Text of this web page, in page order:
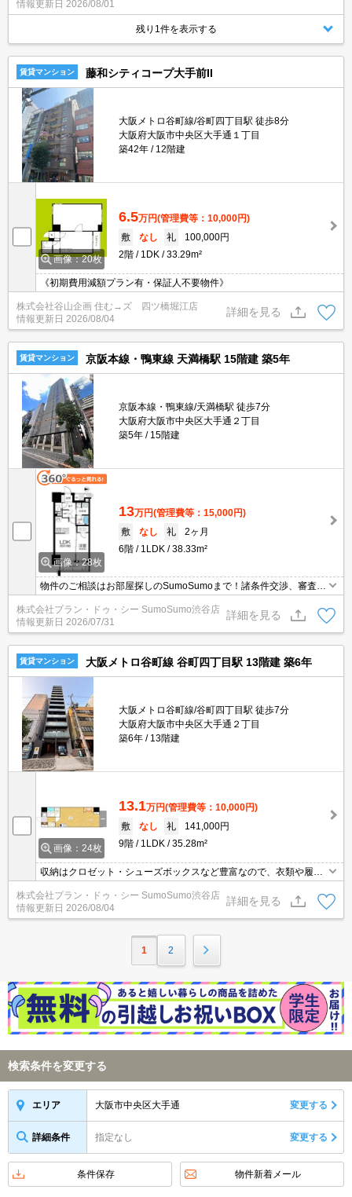
情報更新日 2026/08/01
残り1件を表示する
賃貸マンション 藤和シティコープ大手前II
大阪メトロ谷町線/谷町四丁目駅 徒歩8分
大阪府大阪市中央区大手通１丁目
築42年
12階建
画像：20枚
6.5万円(管理費等：10,000円)
敷
なし 礼
100,000円
2階
1DK 33.29m²
《初期費用減額プラン有・保証人不要物件》
株式会社谷山企画 住む→ズ 四ツ橋堀江店
情報更新日 2026/08/04
詳細を見る
賃貸マンション 京阪本線・鴨東線 天満橋駅 15階建 築5年
京阪本線・鴨東線/天満橋駅 徒歩7分
大阪府大阪市中央区大手通２丁目
築5年
15階建
画像：28枚
13万円(管理費等：15,000円)
敷
なし 礼
2ヶ月
6階
1LDK 38.33m²
物件のご相談はお部屋探しのSumoSumoまで！諸条件交渉、審査等
自信がございます！是非一度ご相談ください♪♪
株式会社プラン・ドゥ・シー SumoSumo渋谷店
情報更新日 2026/07/31
詳細を見る
賃貸マンション 大阪メトロ谷町線 谷町四丁目駅 13階建 築6年
大阪メトロ谷町線/谷町四丁目駅 徒歩7分
大阪府大阪市中央区大手通２丁目
築6年
13階建
画像：24枚
13.1万円(管理費等：10,000円)
敷
なし 礼
141,000円
9階
1LDK 35.28m²
収納はクロゼット・シューズボックスなど豊富なので、衣類や履き
物の整理がしやすく便利です。共用部にはゴミ出し24時間OK・宅
配ボックスなどが備わっておりとても充実しています。セキュリテ
ィ面は、オートロック・TVインターホンなど充実しているので、防
犯対策もばっちりです。生活騒音の負担も軽めな角部屋がお薦めで
株式会社プラン・ドゥ・シー SumoSumo渋谷店
情報更新日 2026/08/04
詳細を見る
1 2
検索条件を変更する
エリア 大阪市中央区大手通 変更する
詳細条件 指定なし 変更する
条件保存 物件新着メール